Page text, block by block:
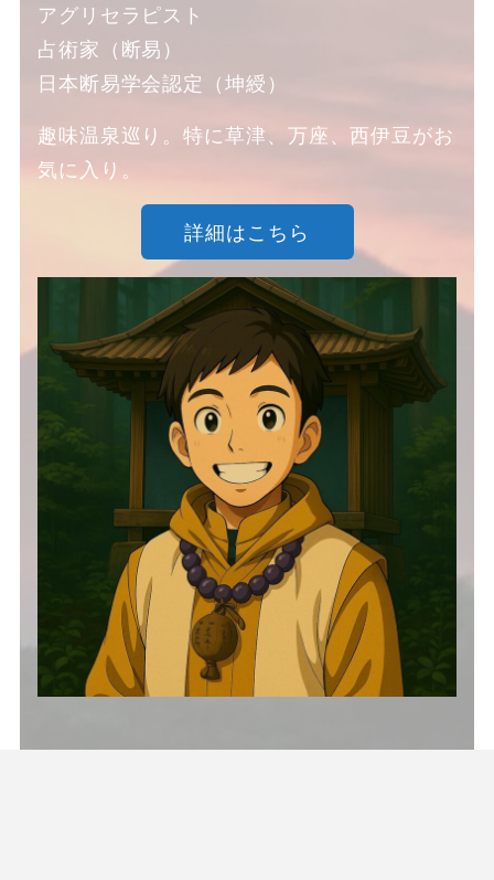
アグリセラピスト
占術家（断易）
日本断易学会認定（坤綬）
趣味温泉巡り。特に草津、万座、西伊豆がお
気に入り。
詳細はこちら